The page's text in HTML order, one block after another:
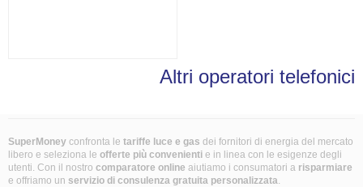
Altri operatori telefonici
SuperMoney confronta le tariffe luce e gas dei fornitori di energia del mercato
libero e seleziona le offerte più convenienti e in linea con le esigenze degli
utenti. Con il nostro comparatore online aiutiamo i consumatori a risparmiare
e offriamo un servizio di consulenza gratuita personalizzata.